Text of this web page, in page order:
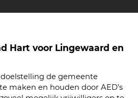
Hart voor Lingewaard en
de gemeente
maken en houden door AED’s